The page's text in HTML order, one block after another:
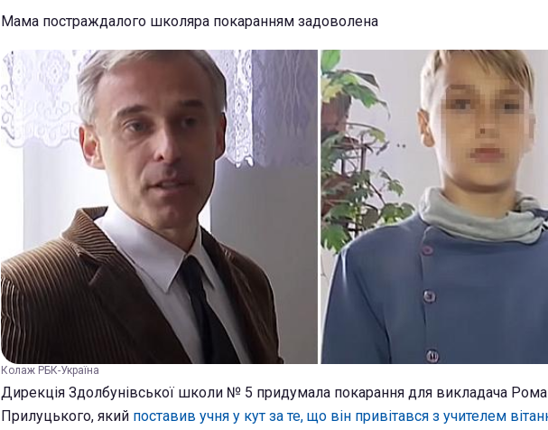
Мама постраждалого школяра покаранням задоволена
Колаж РБК-Україна
Дирекція Здолбунівської школи № 5 придумала покарання для викладача
Прилуцького, який поставив учня у кут за те, що він привітався з учителем